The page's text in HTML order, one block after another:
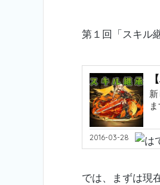
第１回「スキル
2016-03-28
では、まずは現